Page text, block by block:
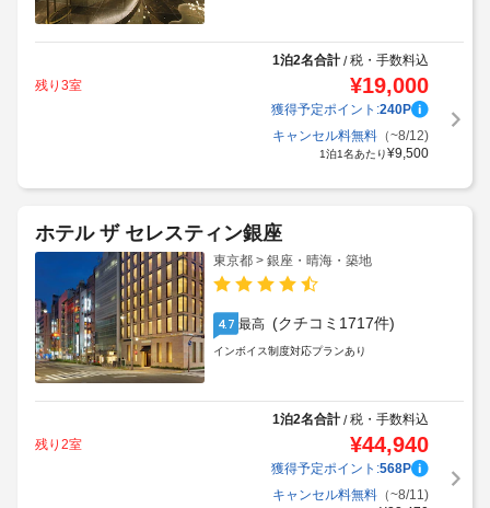
1泊2名合計/税・手数料込
残り3室
¥19,000
獲得予定ポイント:240P
キャンセル料無料（~8/12)
1泊1名あたり¥9,500
ホテル ザ セレスティン銀座
東京都 > 銀座・晴海・築地
4.7 最高 (クチコミ1717件)
インボイス制度対応プランあり
1泊2名合計/税・手数料込
残り2室
¥44,940
獲得予定ポイント:568P
キャンセル料無料（~8/11)